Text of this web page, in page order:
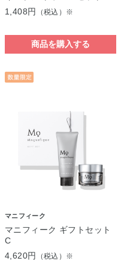
1,408円
（税込）※
商品を購入する
マニフィーク
マニフィーク ギフトセット
C
4,620円
（税込）※